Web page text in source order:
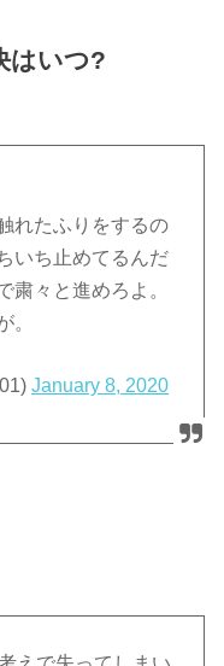
はいつ?
れたふりをするの
いち止めてるんだ
粛々と進めろよ。
。
January 8, 2020